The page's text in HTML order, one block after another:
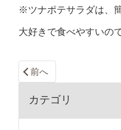
※ツナポテサラダは、
大好きで食べやすいの
前へ
カテゴリ